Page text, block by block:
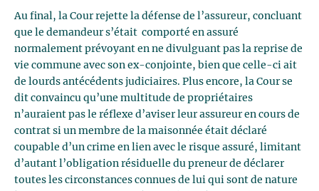
Au final, la Cour rejette la défense de l’assureur, concluant
que le demandeur s’était comporté en assuré
normalement prévoyant en ne divulguant pas la reprise de
vie commune avec son ex-conjointe, bien que celle-ci ait
de lourds antécédents judiciaires. Plus encore, la Cour se
dit convaincu qu’une multitude de propriétaires
n’auraient pas le réflexe d’aviser leur assureur en cours de
contrat si un membre de la maisonnée était déclaré
coupable d’un crime en lien avec le risque assuré, limitant
d’autant l’obligation résiduelle du preneur de déclarer
toutes les circonstances connues de lui qui sont de nature